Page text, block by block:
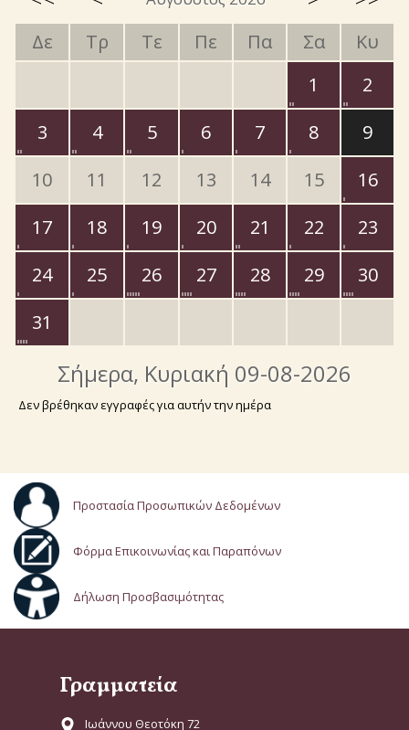
Δε Τρ Τε Πε Πα Σα
Κυ
1
2
3
4 5 6 7 8
9
10
11 12 13 14 15
16
17
18 19 20 21 22
23
24
25 26 27 28 29
30
31
Σήμερα, Κυριακή 09-08-2026
Δεν βρέθηκαν εγγραφές για αυτήν την ημέρα
Προστασία Προσωπικών Δεδομένων
Φόρμα Επικοινωνίας και Παραπόνων
Δήλωση Προσβασιμότητας
Γραμματεία
Ιωάννου Θεοτόκη 72